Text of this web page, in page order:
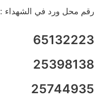
رقم محل ورد في الشهداء :
65132223
25398138
25744935